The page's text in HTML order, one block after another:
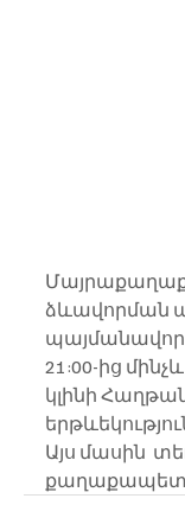
ձևավորման
21:00-ից
կլինի
Այս մասին